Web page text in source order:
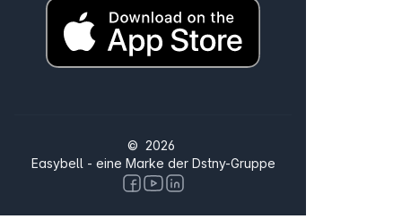
© 2026
Easybell - eine Marke der Dstny-Gruppe